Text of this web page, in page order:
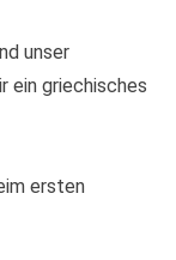
unser
ein griechisches